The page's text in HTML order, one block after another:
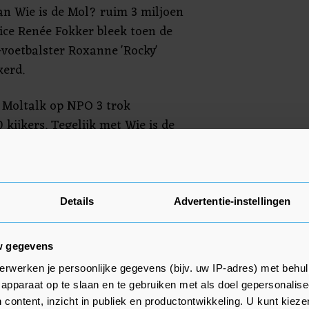
Details Advertentie-instellingen
gegevens
je persoonlijke gegevens (bijv. uw IP-adres) met
op te slaan en te gebruiken met als doel
content, inzicht in publiek en productontwikkeling. U kunt
Wie is de Mol? ruim 3 miljoen
Renée Fokker bleek toen de
Roxanne 'Rocky'
op NPO 3 trok
Tegelijk met Wie is de
& Nieuw special van The
keken gemiddeld ruim 2,2
waren er iets minder dan de
NOS Journaal van 20.00 uur
Big Balance op SBS6 werd
gezien.